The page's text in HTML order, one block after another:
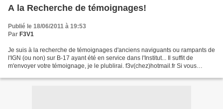
A la Recherche de témoignages!
Publié le 18/06/2011 à 19:53
Par F3V1
Je suis à la recherche de témoignages d'anciens naviguants ou rampants de
l'IGN (ou non) sur B-17 ayant été en service dans l'Institut... Il suffit de
m'envoyer votre témoignage, je le plublirai. f3v(chez)hotmail.fr Si vous